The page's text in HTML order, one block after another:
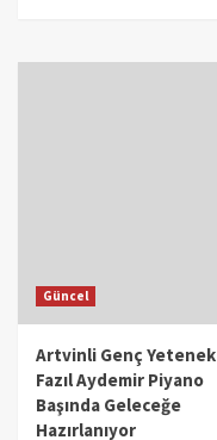
Güncel
Artvinli Genç Yetenek
Fazıl Aydemir Piyano
Başında Geleceğe
Hazırlanıyor